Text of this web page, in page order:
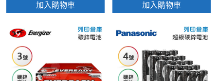
加入購物車 加入購物車